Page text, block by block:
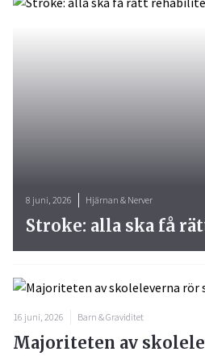
16 juni, 2026 Barn & Graviditet
Majoriteten av
8 juni, 2026 Hjärnan & Nerver
Stroke: alla ska få